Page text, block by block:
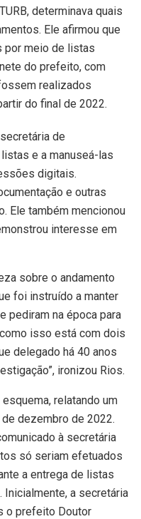
determinava quais
Ele afirmou que
por meio de listas
do prefeito, com
realizados
do final de 2022.
de
e a manuseá-las
digitais.
e outras
Ele também mencionou
interesse em
sobre o andamento
foi instruído a manter
pediram na época para
isso está com dois
delegado há 40 anos
ironizou Rios.
relatando um
dezembro de 2022.
à secretária
só seriam efetuados
a entrega de listas
a secretária
o prefeito Doutor